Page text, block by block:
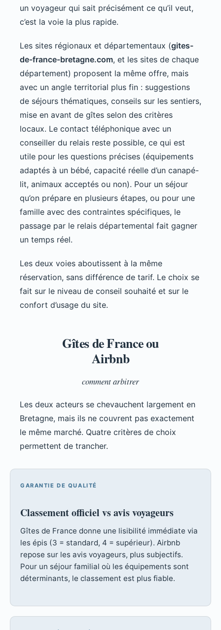
un voyageur qui sait précisément ce qu’il veut,
c’est la voie la plus rapide.
Les sites régionaux et départementaux (gites-
de-france-bretagne.com, et les sites de chaque
département) proposent la même offre, mais
avec un angle territorial plus fin : suggestions
de séjours thématiques, conseils sur les sentiers,
mise en avant de gîtes selon des critères
locaux. Le contact téléphonique avec un
conseiller du relais reste possible, ce qui est
utile pour les questions précises (équipements
adaptés à un bébé, capacité réelle d’un canapé-
lit, animaux acceptés ou non). Pour un séjour
qu’on prépare en plusieurs étapes, ou pour une
famille avec des contraintes spécifiques, le
passage par le relais départemental fait gagner
un temps réel.
Les deux voies aboutissent à la même
réservation, sans différence de tarif. Le choix se
fait sur le niveau de conseil souhaité et sur le
confort d’usage du site.
Gîtes de France ou
Airbnb
comment arbitrer
Les deux acteurs se chevauchent largement en
Bretagne, mais ils ne couvrent pas exactement
le même marché. Quatre critères de choix
permettent de trancher.
GARANTIE DE QUALITÉ
Classement officiel vs avis voyageurs
Gîtes de France donne une lisibilité immédiate via
les épis (3 = standard, 4 = supérieur). Airbnb
repose sur les avis voyageurs, plus subjectifs.
Pour un séjour familial où les équipements sont
déterminants, le classement est plus fiable.